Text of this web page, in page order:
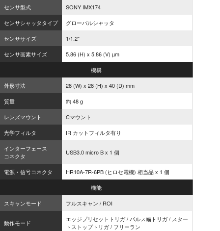
センサ型式
SONY IMX174
センサシャッタタイプ
グローバルシャッタ
センササイズ
1/1.2"
センサ画素サイズ
5.86 (H) x 5.86 (V) µm
機構
外形寸法
28 (W) x 28 (H) x 40 (D) mm
質量
約 48 g
レンズマウント
Cマウント
光学フィルタ
IR カットフィルタ有り
インターフェース
コネクタ
USB3.0 micro B x 1 個
電源・信号コネクタ
HR10A-7R-6PB (ヒロセ電機) 相当品 x 1 個
機能
スキャンモード
フルスキャン / ROI
動作モード
エッジプリセットトリガ / パルス幅トリガ / スター
トストップトリガ / フリーラン